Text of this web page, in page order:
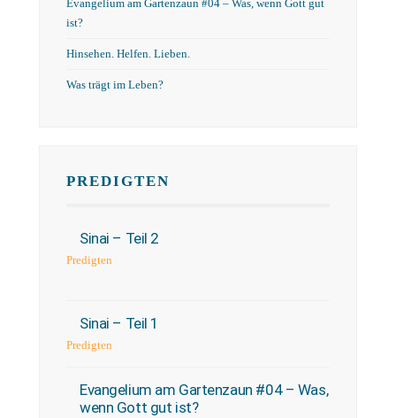
Evangelium am Gartenzaun #04 – Was, wenn Gott gut
ist?
Hinsehen. Helfen. Lieben.
Was trägt im Leben?
PREDIGTEN
Sinai – Teil 2
Predigten
Sinai – Teil 1
Predigten
Evangelium am Gartenzaun #04 – Was,
wenn Gott gut ist?